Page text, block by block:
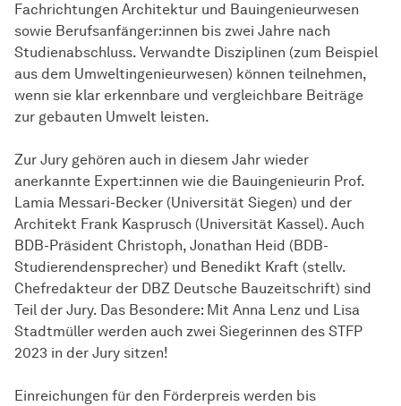
Fachrichtungen Architektur und Bauingenieurwesen
sowie Berufsanfänger:innen bis zwei Jahre nach
Studienabschluss. Verwandte Disziplinen (zum Beispiel
aus dem Umweltingenieurwesen) können teilnehmen,
wenn sie klar erkennbare und vergleichbare Beiträge
zur gebauten Umwelt leisten.
Zur Jury gehören auch in diesem Jahr wieder
anerkannte Expert:innen wie die Bauingenieurin Prof.
Lamia Messari-Becker (Universität Siegen) und der
Architekt Frank Kasprusch (Universität Kassel). Auch
BDB-Präsident Christoph, Jonathan Heid (BDB-
Studierendensprecher) und Benedikt Kraft (stellv.
Chefredakteur der DBZ Deutsche Bauzeitschrift) sind
Teil der Jury. Das Besondere: Mit Anna Lenz und Lisa
Stadtmüller werden auch zwei Siegerinnen des STFP
2023 in der Jury sitzen!
Einreichungen für den Förderpreis werden bis